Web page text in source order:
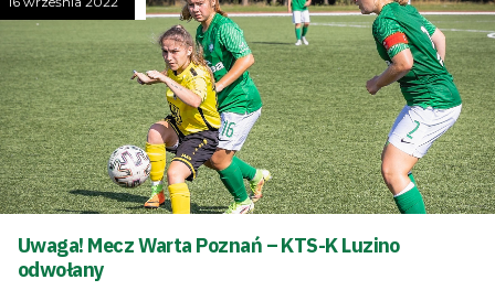
Bilety
Kontakt
Pierwszy
zespół
Uwaga! Mecz Warta Poznań – KTS-K Luzino
odwołany